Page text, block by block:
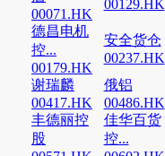
00071.HK
00129.HK
德昌电机
控...
00179.HK
安全货仓
00237.HK
谢瑞麟
00417.HK
俄铝
00486.HK
丰德丽控
股
佳华百货
控...